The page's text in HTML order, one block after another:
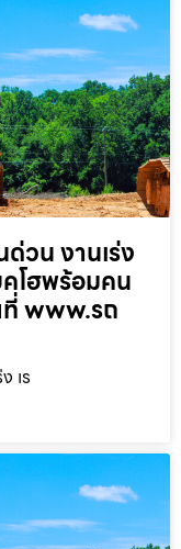
วน งานเร่ง
โฮพร้อมคน
www.รถ
เร